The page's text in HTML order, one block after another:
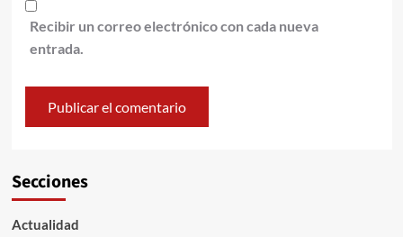
Recibir un correo electrónico con cada nueva
entrada.
Secciones
Actualidad